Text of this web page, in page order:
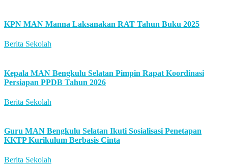
KPN MAN Manna Laksanakan RAT Tahun Buku 2025
Berita Sekolah
Kepala MAN Bengkulu Selatan Pimpin Rapat Koordinasi
Persiapan PPDB Tahun 2026
Berita Sekolah
Guru MAN Bengkulu Selatan Ikuti Sosialisasi Penetapan
KKTP Kurikulum Berbasis Cinta
Berita Sekolah